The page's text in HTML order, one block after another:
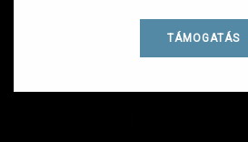
TÁMOGATÁS